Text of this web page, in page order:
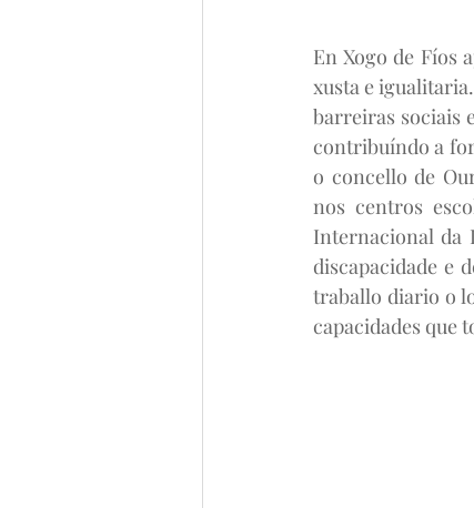
En Xogo de Fíos
xusta e
barreiras sociais
contribuíndo a
o concello de
nos centros
Internacional da
discapacidade e
traballo diario o
capacidades que